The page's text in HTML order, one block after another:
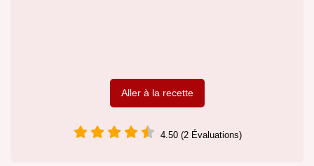
Aller à la recette
4.50 (2 Évaluations)